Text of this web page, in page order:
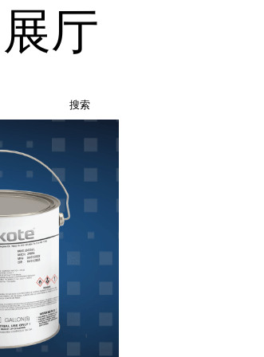
厅
搜索